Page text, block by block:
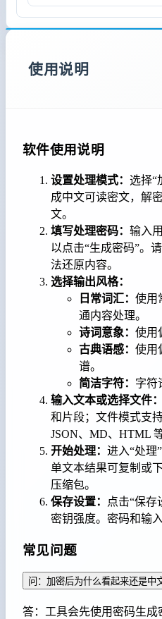
使用说明
软件使用说明
设置处理模式： 选择“
成中文可读密文，解
文。
填写处理密码： 输入
以点击“生成密码”。
法还原内容。
选择输出风格：
日常词汇： 使用
通内容处理。
诗词意象： 使用
古典语感： 使用
谱。
简洁字符： 字符
输入文本或选择文件：
和片段；文件模式支
JSON、MD、HTML
开始处理： 进入“处理
单文本结果可复制或
压缩包。
保存设置：
点击“保存
密钥强度。密码和输
常见问题
问：加密后为什么看起来还是中
答：工具会先使用密码生成